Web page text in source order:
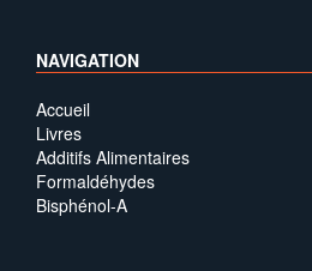
NAVIGATION
Accueil
Livres
Additifs Alimentaires
Formaldéhydes
Bisphénol-A